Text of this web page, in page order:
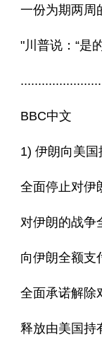
一份为期两周
"川普说：“是
BBC中文
1) 伊朗向美国
全面停止对伊
对伊朗的战争
向伊朗全额支
全面承诺解除
释放由美国持